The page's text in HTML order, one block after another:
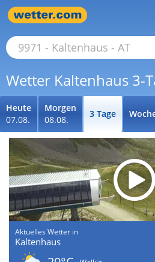
Wetter Kaltenhaus 3-
Heute
07.08.
Morgen
08.08.
3 Tage
Aktuelles Wetter in
Kaltenhaus